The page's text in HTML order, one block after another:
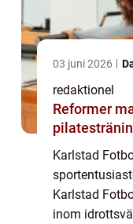
03 juni 2026
redaktionel
Reformer
Karlstad
Karlstad
inom